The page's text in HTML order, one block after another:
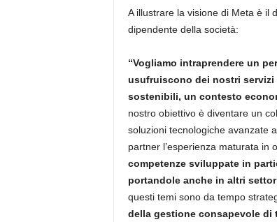
A illustrare la visione di Meta è il
dipendente della società:
“Vogliamo intraprendere un
usufruiscono dei nostri
sostenibili, un contesto
nostro obiettivo è diventare un
soluzioni tecnologiche avanzate
partner l’esperienza maturata in
competenze sviluppate in
portandole anche in altri
questi temi sono da tempo
della gestione consapevole di